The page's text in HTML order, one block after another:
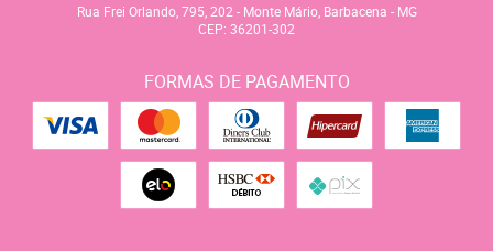
Rua Frei Orlando, 795, 202 - Monte Mário, Barbacena - MG
CEP: 36201-302
FORMAS DE PAGAMENTO